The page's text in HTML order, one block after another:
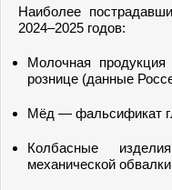
Наиболее
2024–2025 годов:
Молочная
рознице (данные
Мёд — фальсификат
Колбасные
механической